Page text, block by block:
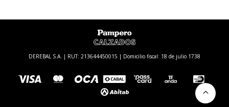
DEREBAL S.A. | RUT: 213644450015 | Domicilio fiscal: 18 de julio 1738